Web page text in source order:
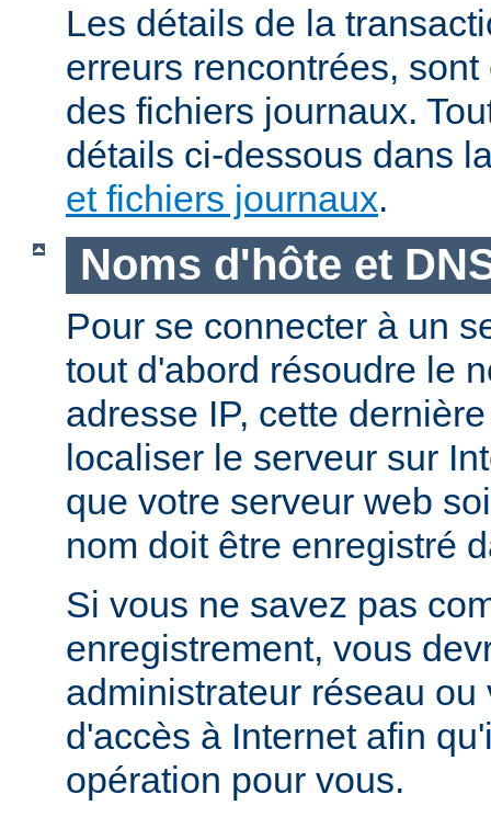
Les détails de la
erreurs rencontrées,
des fichiers journaux.
détails ci-dessous dans
et fichiers journaux.
Noms d'hôte et
Pour se connecter à un
tout d'abord résoudre le
adresse IP, cette
localiser le serveur sur
que votre serveur web
nom doit être enregistré
Si vous ne savez pas
enregistrement, vous
administrateur réseau ou
d'accès à Internet afin
opération pour vous.